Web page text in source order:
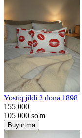
Yostiq jildi 2 dona 1898
155 000
105 000 so'm
Buyurtma